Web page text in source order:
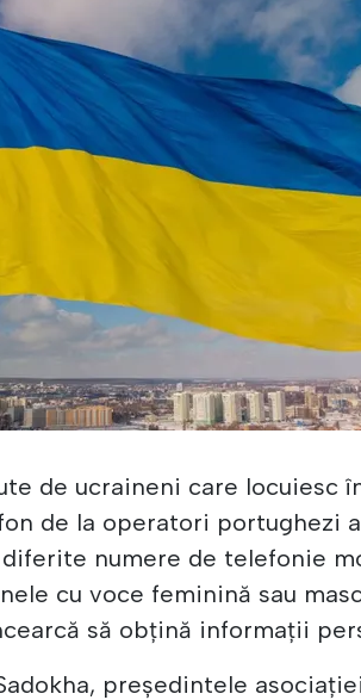
de ucraineni care locuiesc
de la operatori portughezi
numere de telefonie
cu voce feminină sau
să obțină informații
președintele